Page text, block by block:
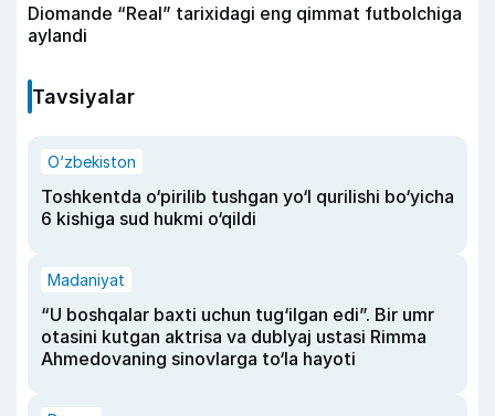
Diomande “Real” tarixidagi eng qimmat futbolchiga
aylandi
Tavsiyalar
O‘zbekiston
Toshkentda o‘pirilib tushgan yo‘l qurilishi bo‘yicha
6 kishiga sud hukmi o‘qildi
Madaniyat
“U boshqalar baxti uchun tug‘ilgan edi”. Bir umr
otasini kutgan aktrisa va dublyaj ustasi Rimma
Ahmedovaning sinovlarga to‘la hayoti